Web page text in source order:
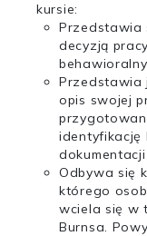
kursie:
Przedstawia
decyzją
behawioralny
Przedstawia
opis swojej
identyfikację
dokumentacji
Odbywa się
którego
wciela się w
Burnsa.